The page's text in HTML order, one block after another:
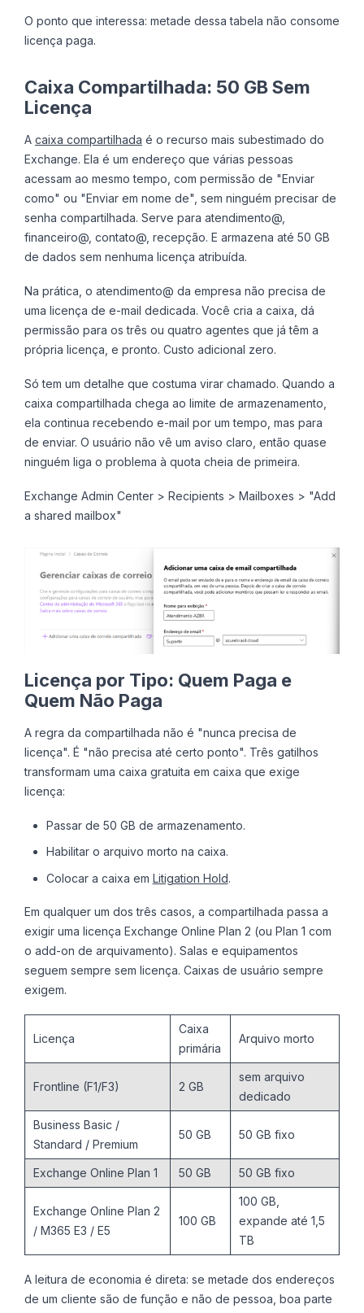
O ponto que interessa: metade dessa tabela não consome
licença paga.
Caixa Compartilhada: 50 GB Sem
Licença
A caixa compartilhada é o recurso mais subestimado do
Exchange. Ela é um endereço que várias pessoas
acessam ao mesmo tempo, com permissão de "Enviar
como" ou "Enviar em nome de", sem ninguém precisar de
senha compartilhada. Serve para atendimento@,
financeiro@, contato@, recepção. E armazena até 50 GB
de dados sem nenhuma licença atribuída.
Na prática, o atendimento@ da empresa não precisa de
uma licença de e-mail dedicada. Você cria a caixa, dá
permissão para os três ou quatro agentes que já têm a
própria licença, e pronto. Custo adicional zero.
Só tem um detalhe que costuma virar chamado. Quando a
caixa compartilhada chega ao limite de armazenamento,
ela continua recebendo e-mail por um tempo, mas para
de enviar. O usuário não vê um aviso claro, então quase
ninguém liga o problema à quota cheia de primeira.
Exchange Admin Center > Recipients > Mailboxes > "Add
a shared mailbox"
Licença por Tipo: Quem Paga e
Quem Não Paga
A regra da compartilhada não é "nunca precisa de
licença". É "não precisa até certo ponto". Três gatilhos
transformam uma caixa gratuita em caixa que exige
licença:
Passar de 50 GB de armazenamento.
Habilitar o arquivo morto na caixa.
Colocar a caixa em Litigation Hold.
Em qualquer um dos três casos, a compartilhada passa a
exigir uma licença Exchange Online Plan 2 (ou Plan 1 com
o add-on de arquivamento). Salas e equipamentos
seguem sempre sem licença. Caixas de usuário sempre
exigem.
Licença
Caixa
primária
Arquivo morto
Frontline (F1/F3) 2 GB
sem arquivo
dedicado
Business Basic /
Standard / Premium
50 GB 50 GB fixo
Exchange Online Plan 1 50 GB 50 GB fixo
Exchange Online Plan 2
/ M365 E3 / E5
100 GB
100 GB,
expande até 1,5
TB
A leitura de economia é direta: se metade dos endereços
de um cliente são de função e não de pessoa, boa parte